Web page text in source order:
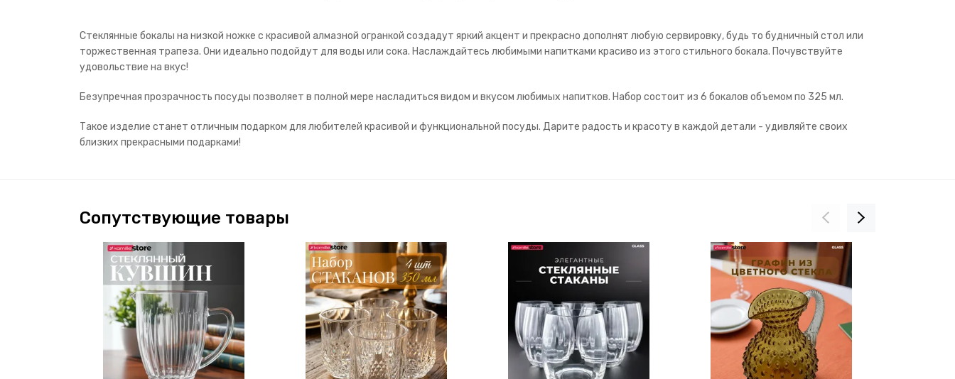
Стеклянные бокалы на низкой ножке с красивой алмазной огранкой создадут яркий акцент и прекрасно дополнят любую сервировку, будь то будничный стол или
торжественная трапеза. Они идеально подойдут для воды или сока. Наслаждайтесь любимыми напитками красиво из этого стильного бокала. Почувствуйте
удовольствие на вкус!
Безупречная прозрачность посуды позволяет в полной мере насладиться видом и вкусом любимых напитков. Набор состоит из 6 бокалов объемом по 325 мл.
Такое изделие станет отличным подарком для любителей красивой и функциональной посуды. Дарите радость и красоту в каждой детали - удивляйте своих
близких прекрасными подарками!
Сопутствующие товары